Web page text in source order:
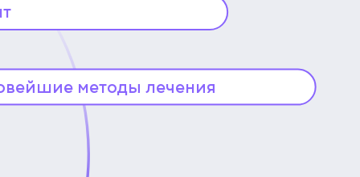
к лечению животных.
помощник для
и врачей.
методы лечения
Мы следим за трендами в ветеринарии
и используем самые современные
протоколы лечения.